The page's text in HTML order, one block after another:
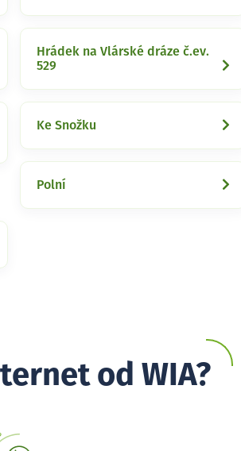
Hrádek na Vlárské dráze č.ev.
529
Ke Snožku
Polní
od WIA?